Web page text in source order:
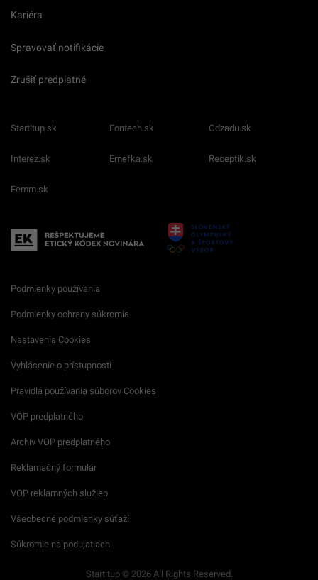
Kariéra
Spravovať notifikácie
Zrušiť predplatné
Startitup.sk Fontech.sk Odzadu.sk
Interez.sk Emefka.sk Receptik.sk
Femm.sk
Podmienky používania
Podmienky ochrany súkromia
Nastavenia Cookies
Vyhlásenie o prístupnosti
Pravidlá používania súborov Cookies
VOP predplatného
Archív VOP predplatného
Reklamačný formulár
VOP reklamných služieb
Všeobecné podmienky súťaží
Súkromie na podujatiach
Startitup © 2026 All Rights Reserved.